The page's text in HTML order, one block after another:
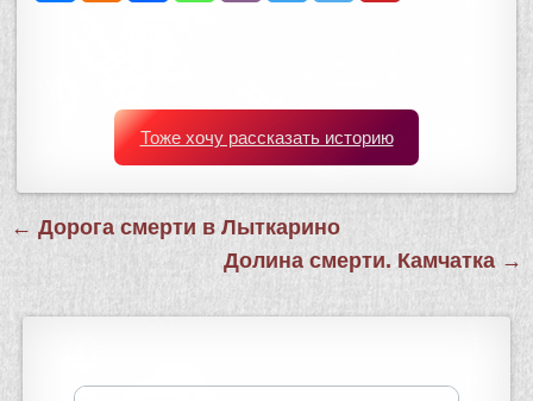
Тоже хочу рассказать историю
Навигация
по
записям
← Дорога смерти в Лыткарино
Долина смерти. Камчатка →